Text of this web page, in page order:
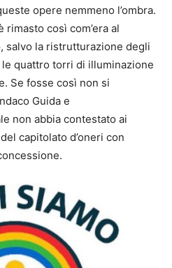
opere nemmeno l’ombra.
così com’era al
salvo la ristrutturazione degli
quattro torri di illuminazione
Se fosse così non si
Guida e
non abbia contestato ai
capitolato d’oneri con